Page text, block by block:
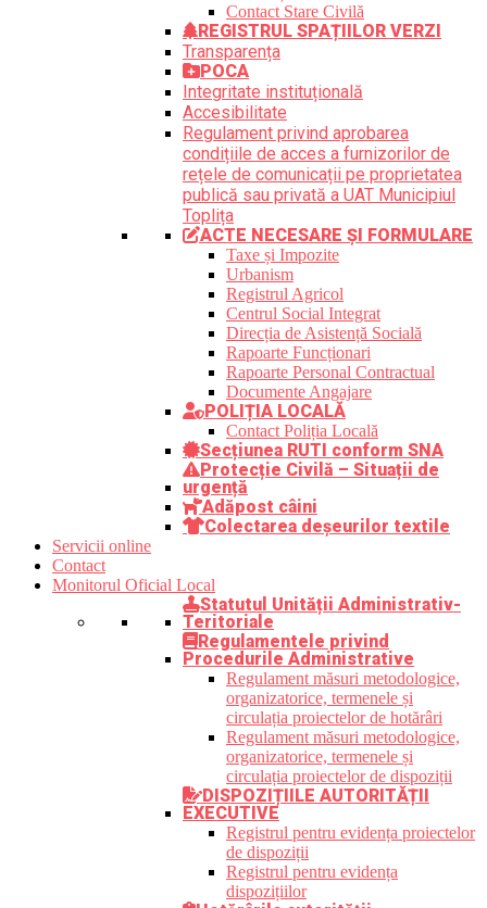
Contact Stare Civilă
REGISTRUL SPAȚIILOR VERZI
Transparența
POCA
Integritate instituțională
Accesibilitate
Regulament privind aprobarea
condițiile de acces a furnizorilor de
rețele de comunicații pe proprietatea
publică sau privată a UAT Municipiul
Toplița
ACTE NECESARE ȘI FORMULARE
Taxe și Impozite
Urbanism
Registrul Agricol
Centrul Social Integrat
Direcția de Asistență Socială
Rapoarte Funcționari
Rapoarte Personal Contractual
Documente Angajare
POLIȚIA LOCALĂ
Contact Poliția Locală
Secțiunea RUTI conform SNA
Protecție Civilă – Situații de
urgență
Adăpost câini
Colectarea deșeurilor textile
Servicii online
Contact
Monitorul Oficial Local
Statutul Unității Administrativ-
Teritoriale
Regulamentele privind
Procedurile Administrative
Regulament măsuri metodologice,
organizatorice, termenele și
circulația proiectelor de hotărâri
Regulament măsuri metodologice,
organizatorice, termenele și
circulația proiectelor de dispoziții
DISPOZIȚIILE AUTORITĂȚII
EXECUTIVE
Registrul pentru evidența proiectelor
de dispoziții
Registrul pentru evidența
dispozițiilor